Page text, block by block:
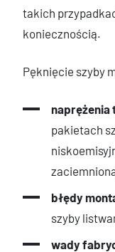
takich
koniecznością.
Pęknięcie szyby
naprężenia
pakietach
błędy
szyby
wady